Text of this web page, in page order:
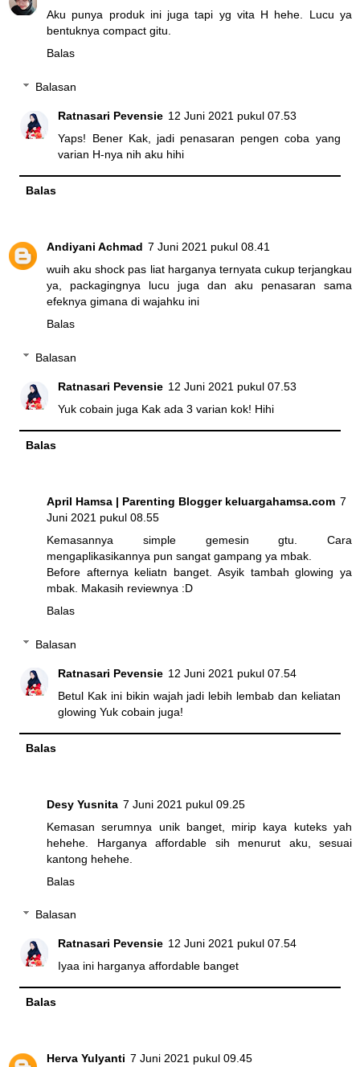
Aku punya produk ini juga tapi yg vita H hehe. Lucu ya
bentuknya compact gitu.
Balas
Balasan
Ratnasari Pevensie 12 Juni 2021 pukul 07.53
Yaps! Bener Kak, jadi penasaran pengen coba yang
varian H-nya nih aku hihi
Balas
Andiyani Achmad 7 Juni 2021 pukul 08.41
wuih aku shock pas liat harganya ternyata cukup terjangkau
ya, packagingnya lucu juga dan aku penasaran sama
efeknya gimana di wajahku ini
Balas
Balasan
Ratnasari Pevensie 12 Juni 2021 pukul 07.53
Yuk cobain juga Kak ada 3 varian kok! Hihi
Balas
April Hamsa | Parenting Blogger keluargahamsa.com 7
Juni 2021 pukul 08.55
Kemasannya simple gemesin gtu. Cara
mengaplikasikannya pun sangat gampang ya mbak.
Before afternya keliatn banget. Asyik tambah glowing ya
mbak. Makasih reviewnya :D
Balas
Balasan
Ratnasari Pevensie 12 Juni 2021 pukul 07.54
Betul Kak ini bikin wajah jadi lebih lembab dan keliatan
glowing Yuk cobain juga!
Balas
Desy Yusnita 7 Juni 2021 pukul 09.25
Kemasan serumnya unik banget, mirip kaya kuteks yah
hehehe. Harganya affordable sih menurut aku, sesuai
kantong hehehe.
Balas
Balasan
Ratnasari Pevensie 12 Juni 2021 pukul 07.54
Iyaa ini harganya affordable banget
Balas
Herva Yulyanti 7 Juni 2021 pukul 09.45